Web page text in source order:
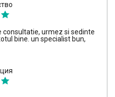
consultatie, urmez si sedinte
bine. un specialist bun,